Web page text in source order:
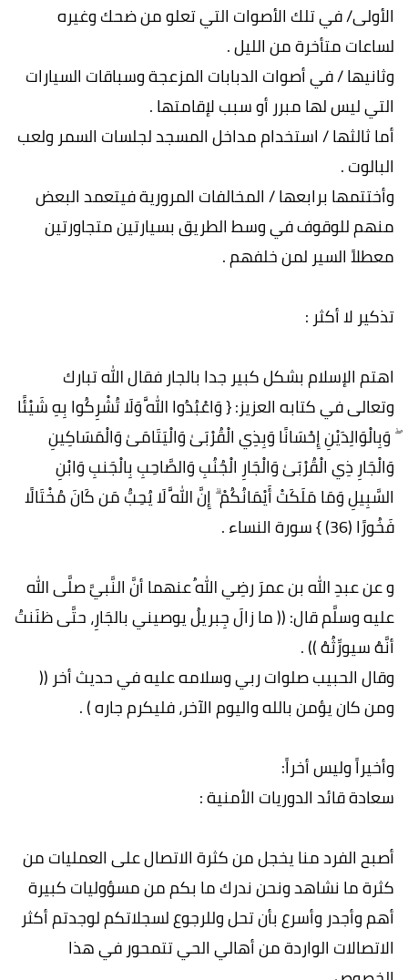
الأولى/ في تلك الأصوات التي تعلو من ضحك وغيره
لساعات متأخرة من الليل .
وثانيها / في أصوات الدبابات المزعجة وسباقات السيارات
التي ليس لها مبرر أو سبب لإقامتها .
أما ثالثها / استخدام مداخل المسجد لجلسات السمر ولعب
البالوت .
وأختتمها برابعها / المخالفات المرورية فيتعمد البعض
منهم للوقوف في وسط الطريق بسيارتين متجاورتين
معطلاً السير لمن خلفهم .
تذكير لا أكثر :
اهتم الإسلام بشكل كبير جدا بالجار فقال الله تبارك
وتعالى في كتابه العزيز: { وَاعْبُدُوا اللَّهَ وَلَا تُشْرِكُوا بِهِ شَيْئًا
ۖ وَبِالْوَالِدَيْنِ إِحْسَانًا وَبِذِي الْقُرْبَىٰ وَالْيَتَامَىٰ وَالْمَسَاكِينِ
وَالْجَارِ ذِي الْقُرْبَىٰ وَالْجَارِ الْجُنُبِ وَالصَّاحِبِ بِالْجَنبِ وَابْنِ
السَّبِيلِ وَمَا مَلَكَتْ أَيْمَانُكُمْ ۗ إِنَّ اللَّهَ لَا يُحِبُّ مَن كَانَ مُخْتَالًا
فَخُورًا (36) } سورة النساء .
و عن عبدِ الله بن عمرَ رضِي اللهُ عنهما أنَّ النَّبيَّ صلَّى الله
عليه وسلَّم قال: (( ما زالَ جِبريلُ يوصيني بالجَارِ، حتَّى ظنَنتُ
أنَّهُ سيورِّثُهُ )) .
وقال الحبيب صلوات ربي وسلامه عليه في حديث أخر ((
ومن كان يؤمن بالله واليوم الآخر، فليكرم جاره ) .
وأخيراً وليس أخراً:
سعادة قائد الدوريات الأمنية :
أصبح الفرد منا يخجل من كثرة الاتصال على العمليات من
كثرة ما نشاهد ونحن ندرك ما بكم من مسؤوليات كبيرة
أهم وأجدر وأسرع بأن تحل وللرجوع لسجلاتكم لوجدتم أكثر
الاتصالات الواردة من أهالي الحي تتمحور في هذا